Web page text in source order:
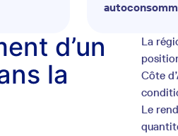
d’un
la
La
Côte
Le